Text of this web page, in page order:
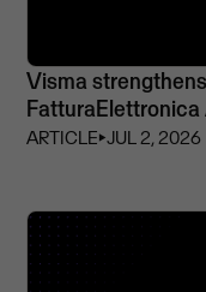
Visma
FatturaElettronica
ARTICLE⏵JUL 2, 2026